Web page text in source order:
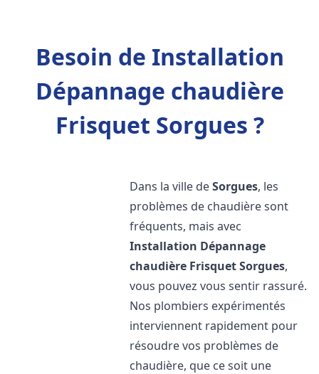
Besoin de Installation
Dépannage chaudière
Frisquet Sorgues ?
Dans la ville deSorgues, les
problèmes de chaudière sont
fréquents, mais avec
Installation Dépannage
chaudière FrisquetSorgues,
vous pouvez vous sentir rassuré.
Nos plombiers expérimentés
interviennent rapidement pour
résoudre vos problèmes de
chaudière, que ce soit une